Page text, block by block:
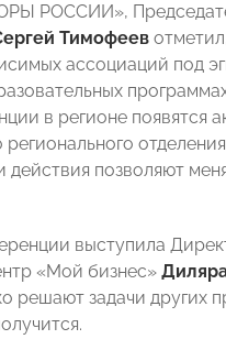
РОССИИ»,
Тимофеев
ассоциаций
в регионе появятся
регионального
позволяют
выступила
«Мой бизнес»
решают задачи других